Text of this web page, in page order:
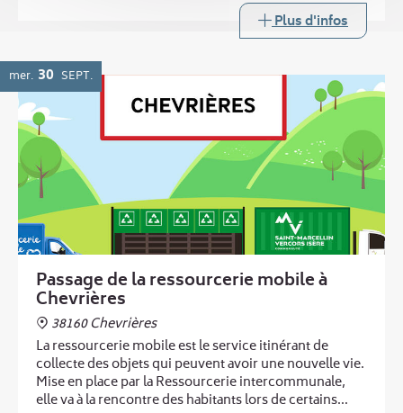
Plus d'infos
mer. 30 SEPT.
Passage de la ressourcerie mobile à
Chevrières
38160 Chevrières
La ressourcerie mobile est le service itinérant de
collecte des objets qui peuvent avoir une nouvelle vie.
Mise en place par la Ressourcerie intercommunale,
elle va à la rencontre des habitants lors de certains